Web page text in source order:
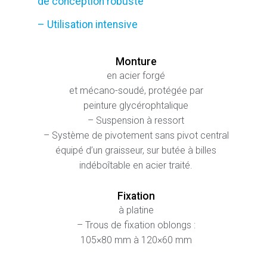
– Utilisation intensive
Monture
en acier forgé
et mécano-soudé, protégée par
peinture glycérophtalique
– Suspension à ressort
– Système de pivotement sans pivot central
équipé d’un graisseur, sur butée à billes
indéboîtable en acier traité.
Fixation
à platine
– Trous de fixation oblongs :
105×80 mm à 120×60 mm